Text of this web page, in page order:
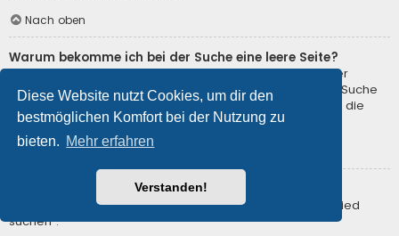
Diese Website nutzt Cookies, um dir den
bestmöglichen Komfort bei der Nutzung zu
bieten. Mehr erfahren
Verstanden!
Nach oben
Warum bekomme ich bei der Suche eine leere Seite?
Deine Suche lieferte zu viele Ergebnisse, somit konnte der
Webserver sie nicht verarbeiten. Benutze die erweiterte Suche
und gib spezifischere Suchbegriffe ein oder beschränke die
Suche auf verschiedene Unterforen.
Nach oben
Wie kann ich nach Mitgliedern suchen?
Gehe zur Mitgliederliste und klicke auf „Nach einem Mitglied
suchen“.